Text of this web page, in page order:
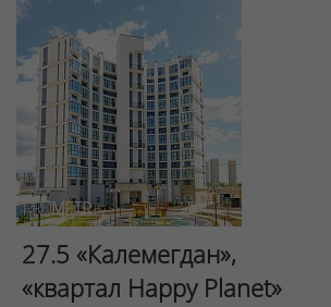
27.5 «Калемегдан»,
«квартал Happy Planet»